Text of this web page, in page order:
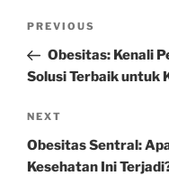
Previous
Post
PREVIOUS
Obesitas: Kenali
Solusi Terbaik untuk
Next
Post
NEXT
Obesitas Sentral:
Kesehatan Ini